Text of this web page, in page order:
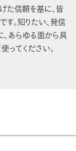
た信頼を基に、皆
す。知りたい、発信
、あらゆる面から具
ってください。